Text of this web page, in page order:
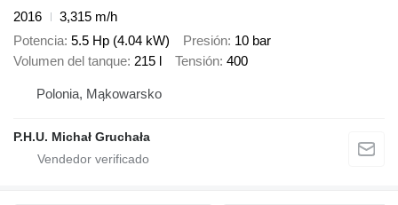
2016
3,315 m/h
Potencia 5.5 Hp (4.04 kW) Presión 10 bar
Volumen del tanque 215 l Tensión 400
Polonia, Mąkowarsko
P.H.U. Michał Gruchała